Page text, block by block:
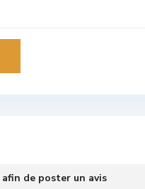
afin de poster un avis